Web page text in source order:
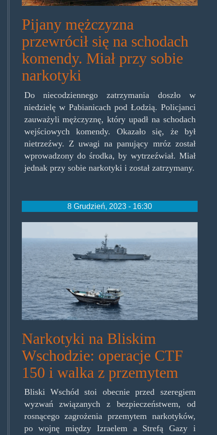
Pijany mężczyzna
przewrócił się na schodach
komendy. Miał przy sobie
narkotyki
Do niecodziennego zatrzymania doszło w
niedzielę w Pabianicach pod Łodzią. Policjanci
zauważyli mężczyznę, który upadł na schodach
wejściowych komendy. Okazało się, że był
nietrzeźwy. Z uwagi na panujący mróz został
wprowadzony do środka, by wytrzeźwiał. Miał
jednak przy sobie narkotyki i został zatrzymany.
8 Grudzień, 2023 - 16:30
150-
Narkotyki-
na-
Bliskim-
Wschodzie-.gif
Narkotyki na Bliskim
Wschodzie: operacje CTF
150 i walka z przemytem
Bliski Wschód stoi obecnie przed szeregiem
wyzwań związanych z bezpieczeństwem, od
rosnącego zagrożenia przemytem narkotyków,
po wojnę między Izraelem a Strefą Gazy i